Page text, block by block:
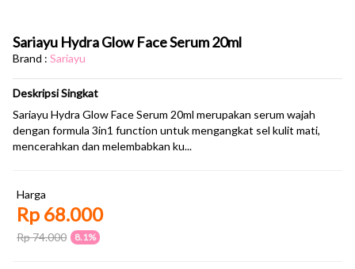
Sariayu Hydra Glow Face Serum 20ml
Brand : Sariayu
Deskripsi Singkat
Sariayu Hydra Glow Face Serum 20ml merupakan serum wajah
dengan formula 3in1 function untuk mengangkat sel kulit mati,
mencerahkan dan melembabkan ku...
Harga
Rp 68.000
Rp 74.000 8.1%